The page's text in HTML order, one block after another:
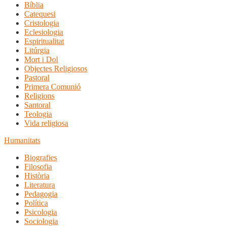
Bíblia
Catequesi
Cristologia
Eclesiologia
Espiritualitat
Litúrgia
Mort i Dol
Objectes Religiosos
Pastoral
Primera Comunió
Religions
Santoral
Teologia
Vida religiosa
Humanitats
Biografies
Filosofia
Història
Literatura
Pedagogia
Política
Psicologia
Sociologia